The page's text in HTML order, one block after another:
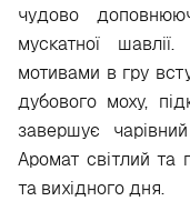
чудово
мускатної
мотивами в гру
дубового моху,
завершує
Аромат світлий та
та вихідного дня.